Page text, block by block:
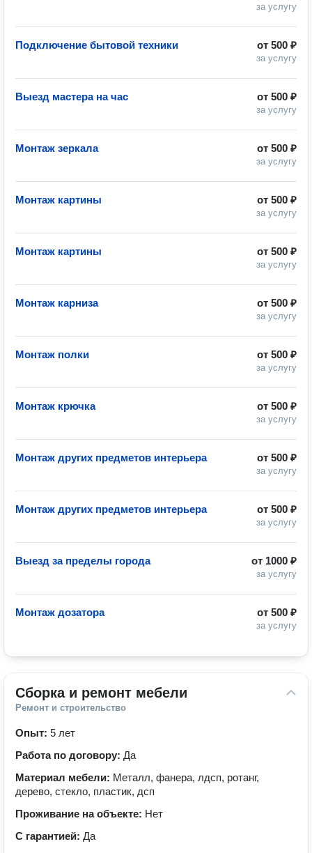
за услугу
от 500 ₽
за услугу
Подключение бытовой техники
от 500 ₽
за услугу
Выезд мастера на час
от 500 ₽
за услугу
Монтаж зеркала
от 500 ₽
за услугу
Монтаж картины
от 500 ₽
за услугу
Монтаж картины
от 500 ₽
за услугу
Монтаж карниза
от 500 ₽
за услугу
Монтаж полки
от 500 ₽
за услугу
Монтаж крючка
от 500 ₽
за услугу
Монтаж других предметов интерьера
от 500 ₽
за услугу
Монтаж других предметов интерьера
от 1000 ₽
за услугу
Выезд за пределы города
от 500 ₽
за услугу
Монтаж дозатора
Сборка и ремонт мебели
Ремонт и строительство
Опыт: 5 лет
Работа по договору: Да
Материал мебели: Металл, фанера, лдсп, ротанг,
дерево, стекло, пластик, дсп
Проживание на объекте: Нет
С гарантией: Да